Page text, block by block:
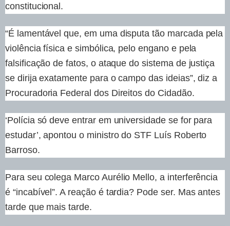
constitucional.
“É lamentável que, em uma disputa tão marcada pela
violência física e simbólica, pelo engano e pela
falsificação de fatos, o ataque do sistema de justiça
se dirija exatamente para o campo das ideias”, diz a
Procuradoria Federal dos Direitos do Cidadão.
‘Polícia só deve entrar em universidade se for para
estudar’, apontou o ministro do STF Luís Roberto
Barroso.
Para seu colega Marco Aurélio Mello, a interferência
é “incabível”. A reação é tardia? Pode ser. Mas antes
tarde que mais tarde.